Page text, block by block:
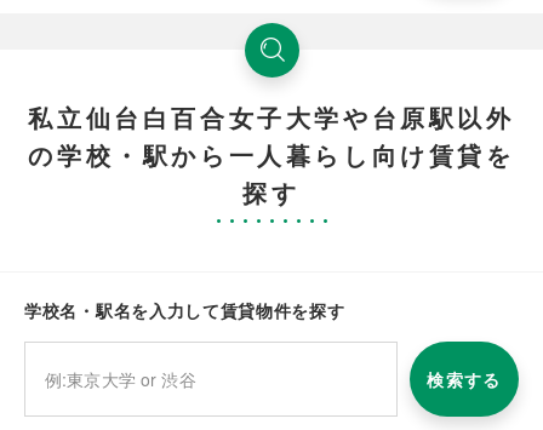
私立仙台白百合女子大学や台原駅以外
の学校・駅から一人暮らし向け賃貸を
探す
学校名・駅名を入力して賃貸物件を探す
検索する